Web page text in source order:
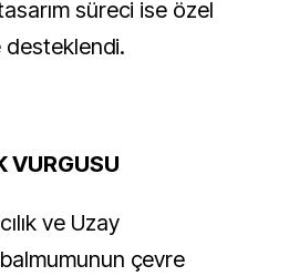
süreci ise özel
desteklendi.
VURGUSU
ve Uzay
çevre